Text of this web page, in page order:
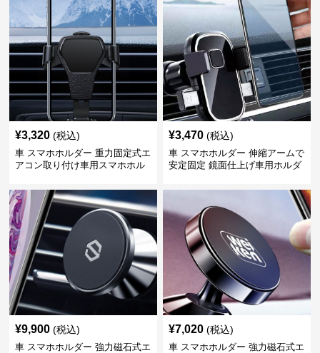
¥3,320 (税込)
車 スマホホルダー 重力固定式エ
アコン取り付け車用スマホホル
¥3,470 (税込)
車 スマホホルダー 伸縮アームで
安定固定 鏡面仕上げ車用ホルダ
¥9,900 (税込)
車 スマホホルダー 強力磁石式エ
¥7,020 (税込)
車 スマホホルダー 強力磁石式エ